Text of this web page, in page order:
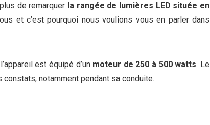
de remarquer la rangée de lumières LED située en
et c’est pourquoi nous voulions vous en parler dans
est équipé d’un moteur de 250 à 500 watts. Le
notamment pendant sa conduite.